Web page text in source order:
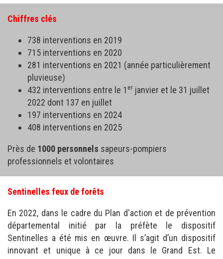
Chiffres clés
738 interventions en 2019
715 interventions en 2020
281 interventions en 2021 (année particulièrement
pluvieuse)
432 interventions entre le 1er janvier et le 31 juillet
2022 dont 137 en juillet
197 interventions en 2024
408 interventions en 2025
Près de 1000 personnels sapeurs-pompiers
professionnels et volontaires
Sentinelles feux de forêts
En 2022, dans le cadre du Plan d'action et de prévention
départemental initié par la préfète le dispositif
Sentinelles a été mis en œuvre. Il s’agit d’un dispositif
innovant et unique à ce jour dans le Grand Est. Le